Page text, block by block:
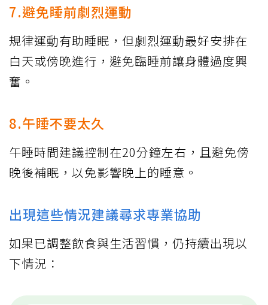
7.避免睡前劇烈運動
規律運動有助睡眠，但劇烈運動最好安排在
白天或傍晚進行，避免臨睡前讓身體過度興
奮。
8.午睡不要太久
午睡時間建議控制在20分鐘左右，且避免傍
晚後補眠，以免影響晚上的睡意。
出現這些情況建議尋求專業協助
如果已調整飲食與生活習慣，仍持續出現以
下情況：